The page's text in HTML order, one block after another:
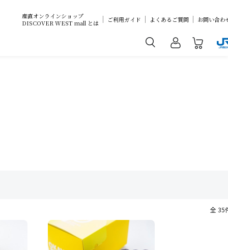
産直オンラインショップ
DISCOVER WEST mall とは
ご利用ガイド よくあるご質問 お問い合わ
全 35